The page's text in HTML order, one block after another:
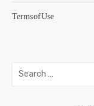
Terms of Use
Search
for: